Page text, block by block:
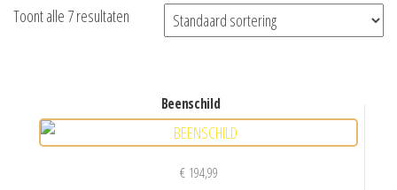
Toont alle 7 resultaten
beenschild
€194,99